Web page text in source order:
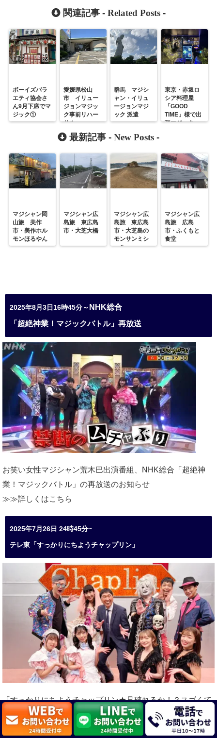
関連記事 - Related Posts -
ボーイズバラ
エティ協会さ
ん9月下席でマ
ジック①
愛媛県松山
市 イリュー
ジョンマジッ
ク事前リハー
サル
群馬 マジシ
ャン・イリュ
ージョンマジ
ック 派遣
東京・赤坂ロ
シア料理屋
「GOOD
TIME」様で出
張マジック
最新記事 - New Posts -
マジシャン岡
山旅 美作
市・美作ホル
モンほるやん
マジシャン広
島旅 東広島
市・大芝大橋
マジシャン広
島旅 東広島
市・大芝島の
モンサンミシ
ェル
マジシャン広
島旅 広島
市・ふくもと
食堂
2025年8月3日16時45分～ NHK総合
「超絶神業！マジックバトル」再放送
お笑い女性マジシャン荒木巴出演番組、
NHK総合「超絶神
業！マジックバトル」の再放送のお知らせ
≫≫詳しくはこちら
2025年7月26日 24時45分~
テレ東「すっかりにちようチャップリン」
「すっかりにちようチャップリン★見破れるか！？スゴくて
笑えるマジックＳＨＯＷ」出演
≫≫詳しくはこちら